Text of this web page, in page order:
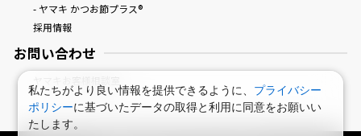
- ヤマキ かつお節プラス®
採用情報
お問い合わせ
私たちがより良い情報を提供できるように、 プライバシー
ポリシーに基づいたデータの取得と利用に同意をお願いい
たします。